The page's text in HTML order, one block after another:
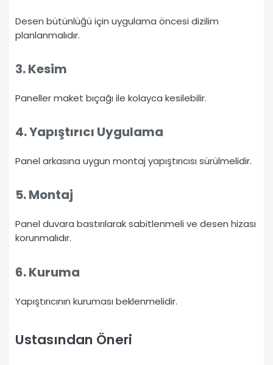
Desen bütünlüğü için uygulama öncesi dizilim
planlanmalıdır.
3. Kesim
Paneller maket bıçağı ile kolayca kesilebilir.
4. Yapıştırıcı Uygulama
Panel arkasına uygun montaj yapıştırıcısı sürülmelidir.
5. Montaj
Panel duvara bastırılarak sabitlenmeli ve desen hizası
korunmalıdır.
6. Kuruma
Yapıştırıcının kuruması beklenmelidir.
Ustasından Öneri